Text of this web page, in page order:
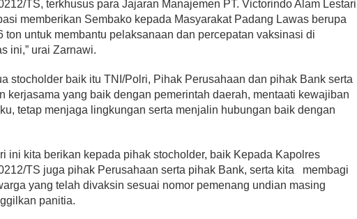
TS, terkhusus para Jajaran Manajemen PT. Victorindo Alam Lestari
memberikan Sembako kepada Masyarakat Padang Lawas berupa
ton untuk membantu pelaksanaan dan percepatan vaksinasi di
ini,” urai Zarnawi.
stocholder baik itu TNI/Polri, Pihak Perusahaan dan pihak Bank serta
kerjasama yang baik dengan pemerintah daerah, mentaati kewajiban
tetap menjaga lingkungan serta menjalin hubungan baik dengan
ini kita berikan kepada pihak stocholder, baik Kepada Kapolres
TS juga pihak Perusahaan serta pihak Bank, serta kita membagi
yang telah divaksin sesuai nomor pemenang undian masing
panitia.